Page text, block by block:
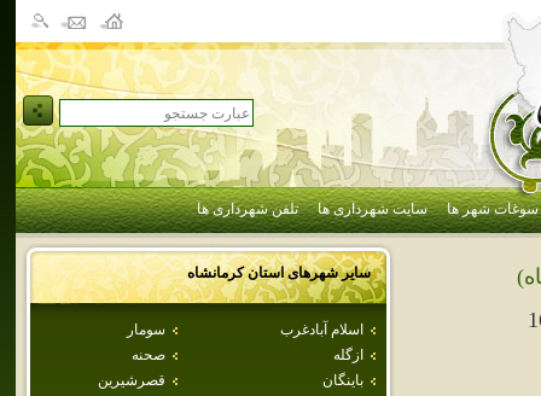
سوغات شهر ها سایت شهرداری ها تلفن شهرداری ها
سایر شهرهای استانكرمانشاه
اسلام آبادغرب
سومار
ازگله
صحنه
باينگان
قصرشيرين